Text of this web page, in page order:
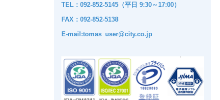
TEL：092-852-5145（平日 9:30～17:00）
FAX：092-852-5138
E-mail:tomas_user@city.co.jp